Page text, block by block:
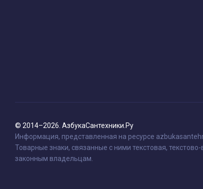
© 2014–2026. АзбукаСантехники.Ру
Информация, представленная на ресурсе
Товарные знаки, связанные с ними текстовая,
законным владельцам.